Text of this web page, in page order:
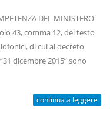
DEL MINISTERO
43, comma 12, del testo
di cui al decreto
dicembre 2015” sono
continua a leggere